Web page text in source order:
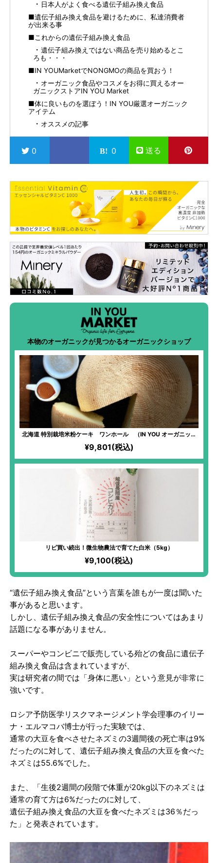
日本人がよく食べる遺伝子組み換え食品
■遺伝子組み換え食品を避けるために、私達消費者
が出来る事
■これからの遺伝子組み換え食品
遺伝子組み換えではない商品を売り始めるとこ
ろも・・・
■IN YOUMarketでNONGMOの商品を買おう！
オーガニック食品やコスメをお得に買えるオー
ガニックストアIN YOU Market
■体に良いものを選ぼう！IN YOU厳選オーガニック
アイテム
オススメの記事
0 0 送る
本物のオーガニックが見つかるオーガニックショップ
北海道 特別栽培米粉ケーキ ワンホール （IN YOU オーガニック
使用）｜無農薬・無化学肥料の北海道産「ゆきひかり」米粉スイー
ツ 3種（プレーン・塩はちみつ・キャロブ）登場
¥9,801(税込)
リピ買い続出！微生物農法で育てた白米（5kg）
¥9,100(税込)
“遺伝子組み換え食品”という言葉を誰もが一度は聞いた
事があると思います。
しかし、遺伝子組み換え食品の安全性についてはあまり
話題になる事がありません。
スーパーやコンビニで販売している殆どの食品に遺伝子
組み換え食品は含まれていますが、
実は研究者の間では「身体に悪い」という意見が非常に
強いです。
ロシア予防医学リスクマネージメント学会理事のイリー
ナ・エルマコバ博士が行った実験では、
通常の大豆を食べさせたネズミの3週間後の死亡率は9%
だったのに対して、遺伝子組み換え食品の大豆を食べた
ネズミは55.6%でした。
また、「生後2週間の段階で体重が20kg以下のネズミは
通常の育て方は6%だったのに対して、
遺伝子組み換え食品の大豆を食べたネズミは36％だっ
た」と発表されています。